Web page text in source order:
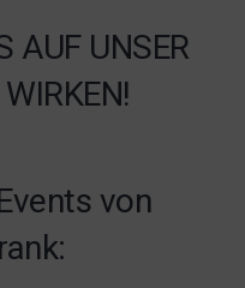
AUF UNSER
von